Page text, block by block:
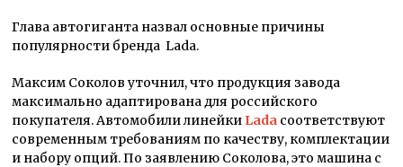
Глава автогиганта назвал основные причины
популярности бренда Lada.
Максим Соколов уточнил, что продукция завода
максимально адаптированадля российского
покупателя. Автомобили линейки Lada соответствуют
современным требованиям по качеству, комплектации
и набору опций. По заявлению Соколова, это машина с